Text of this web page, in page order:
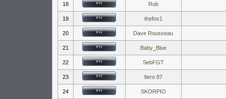
18 Rob
19 thefox1
20 Dave Rousseau
21 Baby_Blue
22 SebFGT
23 fiero 87
24 SKORPIO